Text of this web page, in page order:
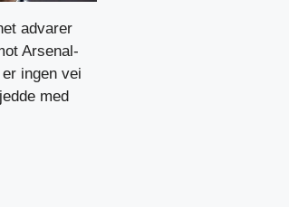
advarer
Arsenal-
ingen vei
med